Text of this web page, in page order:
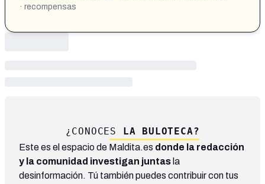
· recompensas
¿CONOCES LA BULOTECA?
Este es el espacio de Maldita.es donde la redacción
y la comunidad investigan juntas la
desinformación. Tú también puedes contribuir con tus